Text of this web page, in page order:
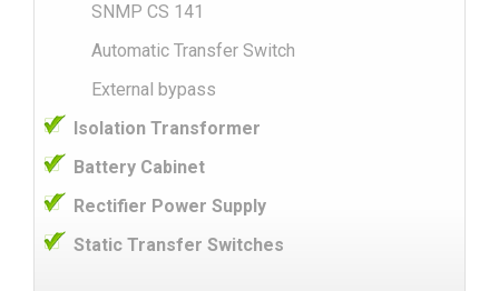
SNMP CS 141
Automatic Transfer Switch
External bypass
Isolation Transformer
Battery Cabinet
Rectifier Power Supply
Static Transfer Switches